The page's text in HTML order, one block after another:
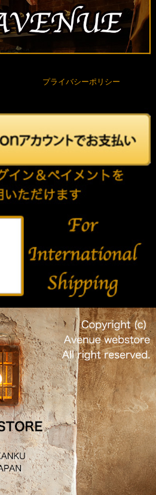
プライバシーポリシー